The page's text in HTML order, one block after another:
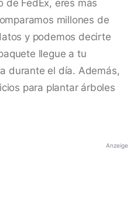
de FedEx, eres más
millones de
y podemos decirte
llegue a tu
durante el día. Además,
para plantar árboles
Anzeige